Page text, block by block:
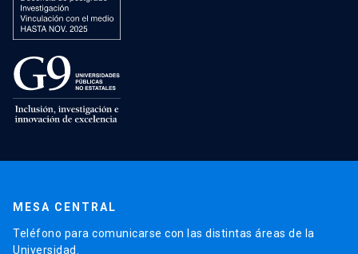
MESA CENTRAL
Teléfono para comunicarse con las distintas áreas de la
Universidad.